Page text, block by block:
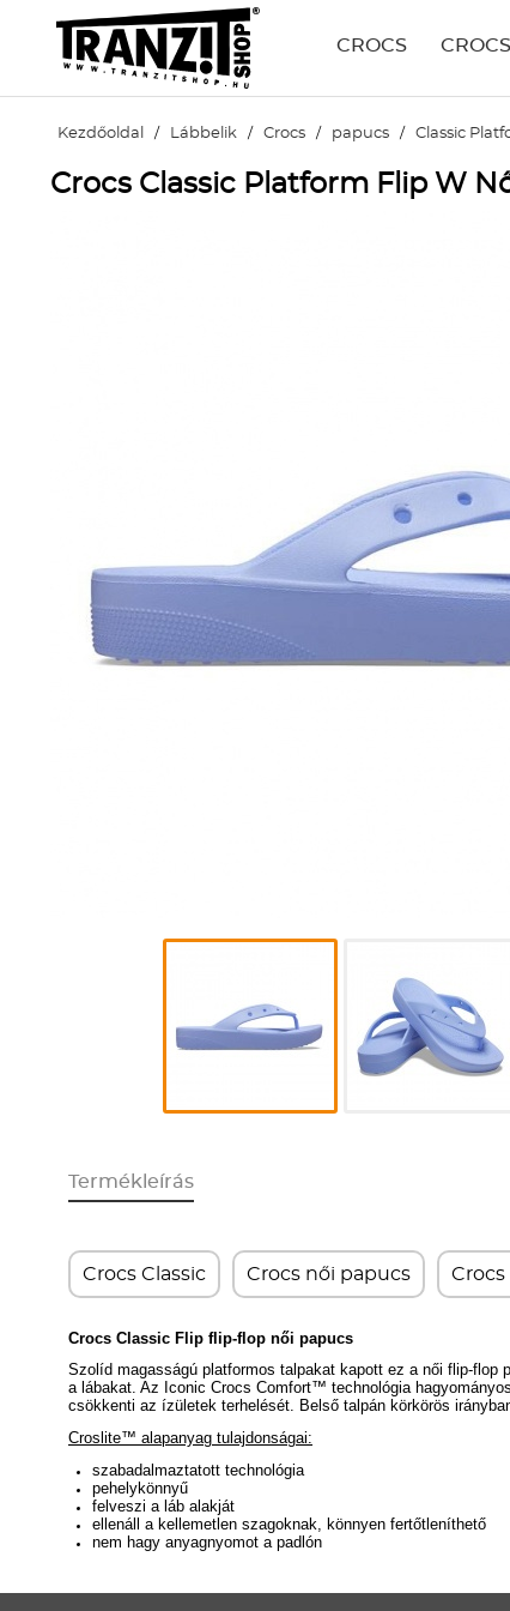
CROCS
Kezdőoldal / Lábbelik / Crocs / papucs / Classic
Crocs Classic Platform Flip W
Termékleírás
Crocs Classic Crocs női papucs
Crocs Classic Flip flip-flop női papucs
Szolíd magasságú platformos talpakat kapott ez a női flip-flop
a lábakat. Az Iconic Crocs Comfort™ technológia
csökkenti az ízületek terhelését. Belső talpán körkörös
Croslite™ alapanyag tulajdonságai:
szabadalmaztatott technológia
pehelykönnyű
felveszi a láb alakját
ellenáll a kellemetlen szagoknak, könnyen fertőtleníthető
nem hagy anyagnyomot a padlón